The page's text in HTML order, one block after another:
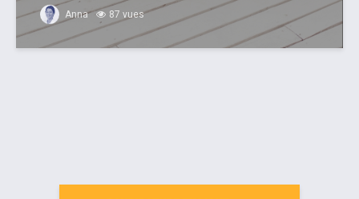
Anna 87 vues